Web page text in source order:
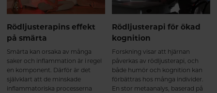
smärtlindrande behandlingar.
Rödljusterapins effekt
på smärta
Smärta kan orsaka av många
saker och inflammation är i regel
en komponent. Därför är det
självklart att de minskade
inflammatoriska processerna
Rödljusterapi för ökad
kognition
Forskning visar att hjärnan
påverkas av rödljusterapi, och
både humör och kognition kan
förbättras hos många individer.
En stor metaanalys, baserad på